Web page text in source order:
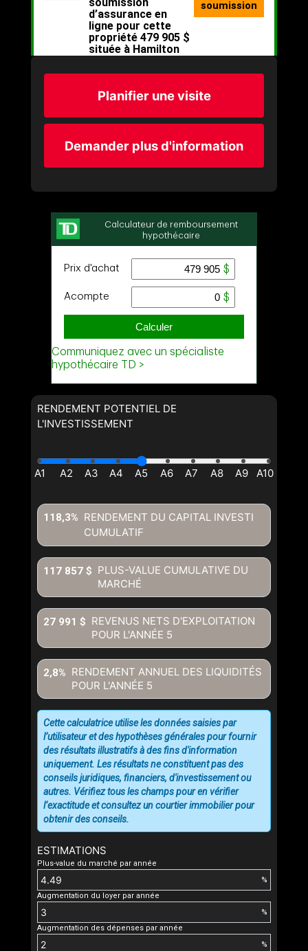
Planifier une visite
Demander plus d'information
RENDEMENT POTENTIEL DE
L'INVESTISSEMENT
RENDEMENT DU CAPITAL INVESTI
CUMULATIF
118,3%
PLUS-VALUE CUMULATIVE DU
MARCHÉ
117 857 $
REVENUS NETS D'EXPLOITATION
POUR L'ANNÉE 5
27 991 $
RENDEMENT ANNUEL DES LIQUIDITÉS
POUR L'ANNÉE 5
2,8%
ESTIMATIONS
Plus-value du marché par année
%
Augmentation du loyer par année
%
Augmentation des dépenses par année
%
Cette calculatrice utilise les données saisies par
l’utilisateur et des hypothèses générales pour fournir
des résultats illustratifs à des fins d'information
uniquement. Les résultats ne constituent pas des
conseils juridiques, financiers, d'investissement ou
autres. Vérifiez tous les champs pour en vérifier
l’exactitude et consultez un courtier immobilier pour
obtenir des conseils.